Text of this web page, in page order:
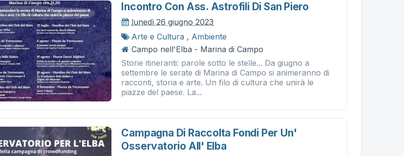
Incontro Con Ass. Astrofili Di San Piero
lunedì 26 giugno 2023
Arte e Cultura , Ambiente
Campo nell'Elba - Marina di Campo
Storie itineranti: parole sotto le stelle... Da giugno a
settembre le serate di Marina di Campo si animeranno di
racconti, storia e arte. Un filo di cultura che unirà le
piazze del paese. La...
Campagna Di Raccolta Fondi Per Un'
Osservatorio All' Elba